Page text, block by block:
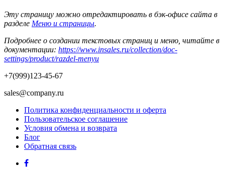
Эту страницу можно отредактировать в бэк-офисе сайта в
разделе Меню и страницы.
Подробнее о создании текстовых страниц и меню, читайте в
документации: https://www.insales.ru/collection/doc-
settings/product/razdel-menyu
+7(999)123-45-67
sales@company.ru
Политика конфиденциальности и оферта
Пользовательское соглашение
Условия обмена и возврата
Блог
Обратная связь